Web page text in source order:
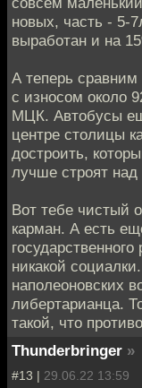
новых, часть - 5-
выработан и на
А теперь
с износом около
МЦК. Автобусы
центре столицы
достроить,
лучше строят над
Вот тебе чистый
карман. А есть
никакой
наполеоновских
либертарианца.
такой, что
Thunderbringer »
#13 | 29.06.22 13:59